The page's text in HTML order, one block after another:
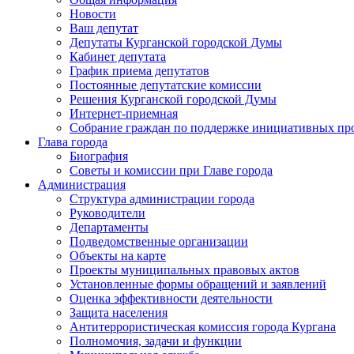
Новости
Ваш депутат
Депутаты Курганской городской Думы
Кабинет депутата
График приема депутатов
Постоянные депутатские комиссии
Решения Курганской городской Думы
Интернет-приемная
Собрание граждан по поддержке инициативных
Глава города
Биография
Советы и комиссии при Главе города
Администрация
Структура администрации города
Руководители
Департаменты
Подведомственные организации
Объекты на карте
Проекты муниципальных правовых актов
Установленные формы обращений и заявлений
Оценка эффективности деятельности
Защита населения
Антитеррористическая комиссия города Кургана
Полномочия, задачи и функции